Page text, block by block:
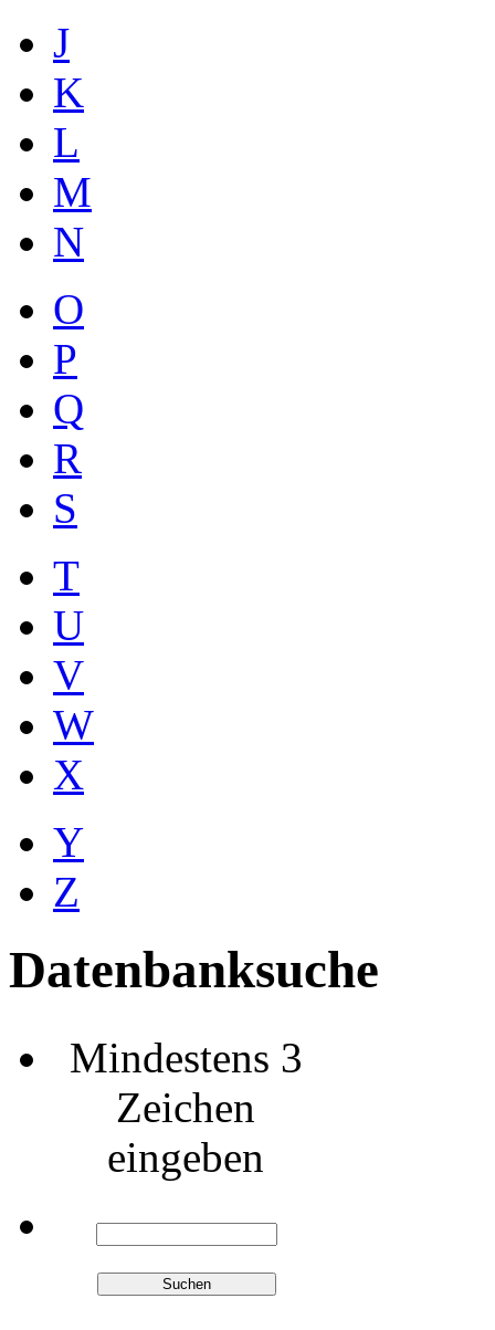
J
K
L
M
N
O
P
Q
R
S
T
U
V
W
X
Y
Z
Datenbanksuche
Mindestens 3
Zeichen
eingeben